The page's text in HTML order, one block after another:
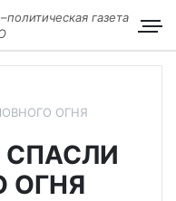
газета
ОГНЯ
СПАСЛИ
ОГНЯ